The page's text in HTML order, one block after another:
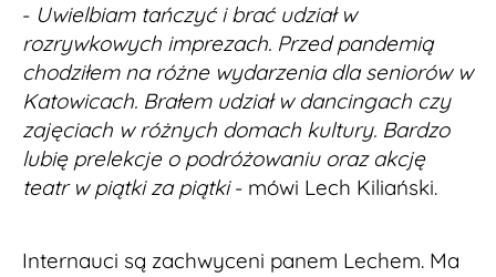
- Uwielbiam tańczyć i brać udział w
rozrywkowych imprezach. Przed pandemią
chodziłem na różne wydarzenia dla seniorów w
Katowicach. Brałem udział w dancingach czy
zajęciach w różnych domach kultury. Bardzo
lubię prelekcje o podróżowaniu oraz akcję
teatr w piątki za piątki- mówi Lech Kiliański.
Internauci są zachwyceni panem Lechem. Ma